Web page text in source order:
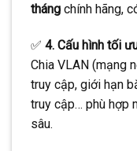
tháng chính hãng,
✅ 4. Cấu hình tối
Chia VLAN (mạng
truy cập, giới hạn
truy cập… phù hợp
sâu.